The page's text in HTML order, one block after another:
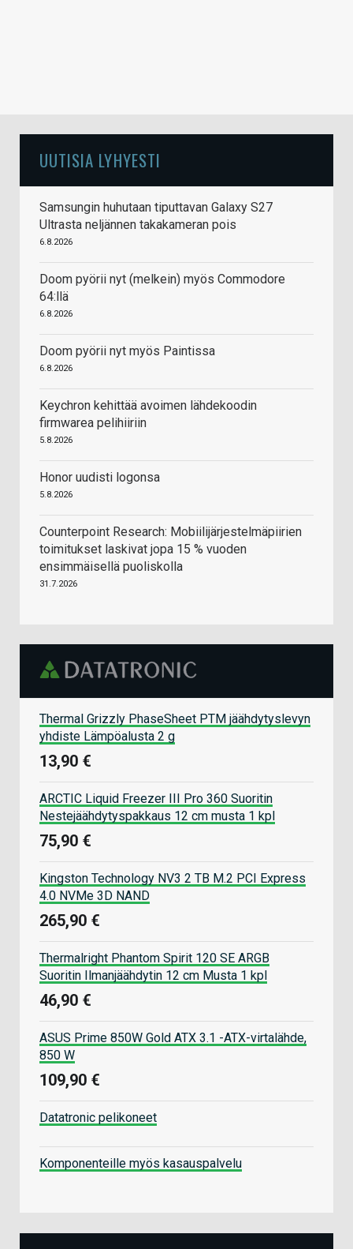
UUTISIA LYHYESTI
Samsungin huhutaan tiputtavan Galaxy S27
Ultrasta neljännen takakameran pois
6.8.2026
Doom pyörii nyt (melkein) myös Commodore
64:llä
6.8.2026
Doom pyörii nyt myös Paintissa
6.8.2026
Keychron kehittää avoimen lähdekoodin
firmwarea pelihiiriin
5.8.2026
Honor uudisti logonsa
5.8.2026
Counterpoint Research: Mobiilijärjestelmäpiirien
toimitukset laskivat jopa 15 % vuoden
ensimmäisellä puoliskolla
31.7.2026
Thermal Grizzly PhaseSheet PTM jäähdytyslevyn
yhdiste Lämpöalusta 2 g
13,90 €
ARCTIC Liquid Freezer III Pro 360 Suoritin
Nestejäähdytyspakkaus 12 cm musta 1 kpl
75,90 €
Kingston Technology NV3 2 TB M.2 PCI Express
4.0 NVMe 3D NAND
265,90 €
Thermalright Phantom Spirit 120 SE ARGB
Suoritin Ilmanjäähdytin 12 cm Musta 1 kpl
46,90 €
ASUS Prime 850W Gold ATX 3.1 -ATX-virtalähde,
850 W
109,90 €
Datatronic pelikoneet
Komponenteille myös kasauspalvelu